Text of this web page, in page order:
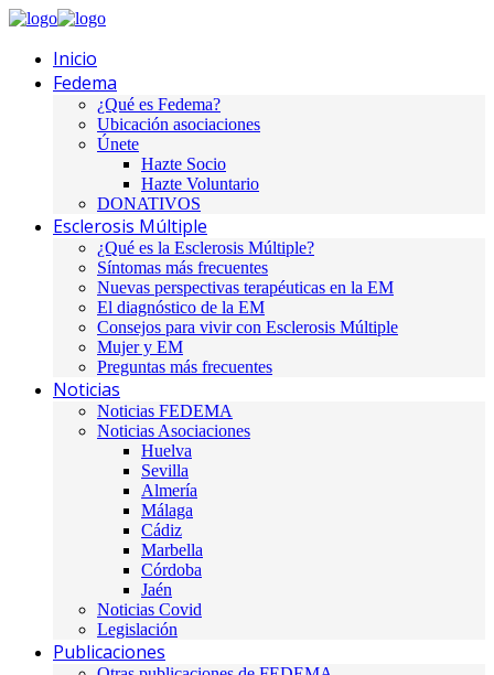
Inicio
Fedema
¿Qué es Fedema?
Ubicación asociaciones
Únete
Hazte Socio
Hazte Voluntario
DONATIVOS
Esclerosis Múltiple
¿Qué es la Esclerosis Múltiple?
Síntomas más frecuentes
Nuevas perspectivas terapéuticas en la EM
El diagnóstico de la EM
Consejos para vivir con Esclerosis Múltiple
Mujer y EM
Preguntas más frecuentes
Noticias
Noticias FEDEMA
Noticias Asociaciones
Huelva
Sevilla
Almería
Málaga
Cádiz
Marbella
Córdoba
Jaén
Noticias Covid
Legislación
Publicaciones